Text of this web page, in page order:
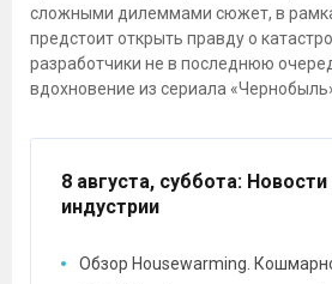
сложными дилеммами сюжет, в
предстоит открыть правду о
разработчики не в последнюю
вдохновение из сериала «Чернобыль»
8 августа, суббота: Новости
индустрии
Обзор Housewarming.